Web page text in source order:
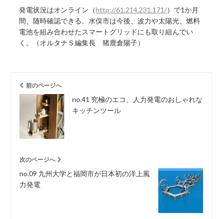
発電状況はオンライン（http://61.214.231.171/）で1か月
間、随時確認できる。水俣市は今後、波力や太陽光、燃料
電池を組み合わせたスマートグリッドにも取り組んでい
く。（オルタナＳ編集長 猪鹿倉陽子）
前のページへ
no.41 究極のエコ、人力発電のおしゃれな
キッチンツール
次のページへ
no.09 九州大学と福岡市が日本初の洋上風
力発電